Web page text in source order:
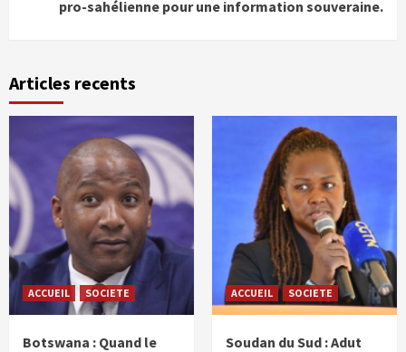
pro-sahélienne pour une information souveraine.
Articles recents
ACCUEIL SOCIETE
Botswana : Quand le
ACCUEIL SOCIETE
Soudan du Sud : Adut